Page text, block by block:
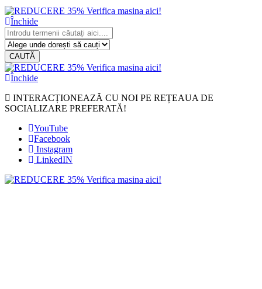
Închide
CAUTĂ
Închide
INTERACȚIONEAZĂ CU NOI PE REȚEAUA DE
SOCIALIZARE PREFERATĂ!
YouTube
Facebook
Instagram
LinkedIN